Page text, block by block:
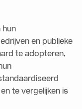
en publieke
te adopteren,
te vergelijken is